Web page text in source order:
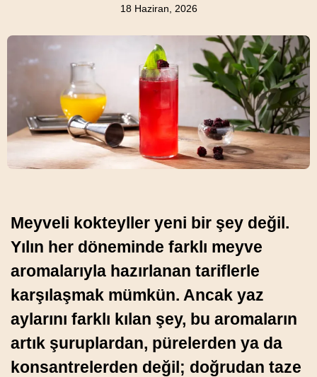
18 Haziran, 2026
Meyveli kokteyller yeni bir şey değil.
Yılın her döneminde farklı meyve
aromalarıyla hazırlanan tariflerle
karşılaşmak mümkün. Ancak yaz
aylarını farklı kılan şey, bu aromaların
artık şuruplardan, pürelerden ya da
konsantrelerden değil; doğrudan taze